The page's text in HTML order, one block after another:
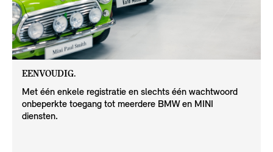
EENVOUDIG.
Met één enkele registratie en slechts één wachtwoord
onbeperkte toegang tot meerdere BMW en MINI
diensten.